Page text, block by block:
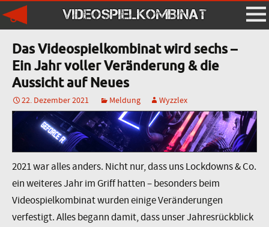
VIDEOSPIELKOMBINAT
Das Videospielkombinat wird sechs –
Ein Jahr voller Veränderung & die
Aussicht auf Neues
22. Dezember 2021 Meldung Wyzzlex
2021 war alles anders. Nicht nur, dass uns Lockdowns & Co.
ein weiteres Jahr im Griff hatten – besonders beim
Videospielkombinat wurden einige Veränderungen
verfestigt. Alles begann damit, dass unser Jahresrückblick